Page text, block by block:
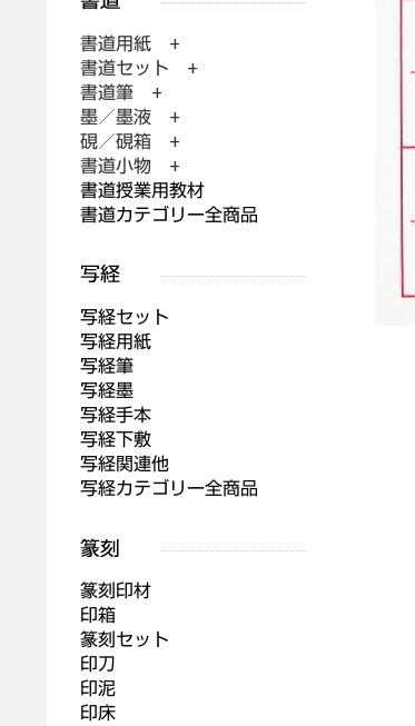
書道用紙 +
書道セット +
書道筆 +
墨／墨液 +
硯／硯箱 +
書道小物 +
書道授業用教材
書道カテゴリー全商品
写経セット
写経用紙
写経筆
写経墨
写経手本
写経下敷
写経関連他
写経カテゴリー全商品
篆刻印材
印箱
篆刻セット
印刀
印泥
印床